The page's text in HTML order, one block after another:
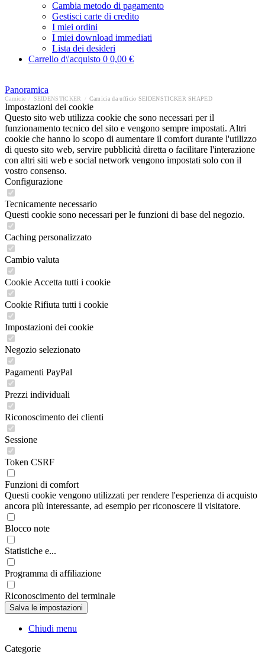
Cambia metodo di pagamento
Gestisci carte di credito
I miei ordini
I miei download immediati
Lista dei desideri
Carrello d\'acquisto 0 0,00 €
Panoramica
Camicie SEIDENSTICKER Camicia da ufficio SEIDENSTICKER SHAPED
Impostazioni dei cookie
Questo sito web utilizza cookie che sono necessari per il
funzionamento tecnico del sito e vengono sempre impostati. Altri
cookie che hanno lo scopo di aumentare il comfort durante l'utilizzo
di questo sito web, servire pubblicità diretta o facilitare l'interazione
con altri siti web e social network vengono impostati solo con il
vostro consenso.
Configurazione
Tecnicamente necessario
Questi cookie sono necessari per le funzioni di base del negozio.
Caching personalizzato
Cambio valuta
Cookie Accetta tutti i cookie
Cookie Rifiuta tutti i cookie
Impostazioni dei cookie
Negozio selezionato
Pagamenti PayPal
Prezzi individuali
Riconoscimento dei clienti
Sessione
Token CSRF
Funzioni di comfort
Questi cookie vengono utilizzati per rendere l'esperienza di acquisto
ancora più interessante, ad esempio per riconoscere il visitatore.
Blocco note
Statistiche e...
Programma di affiliazione
Riconoscimento del terminale
Chiudi menu
Categorie